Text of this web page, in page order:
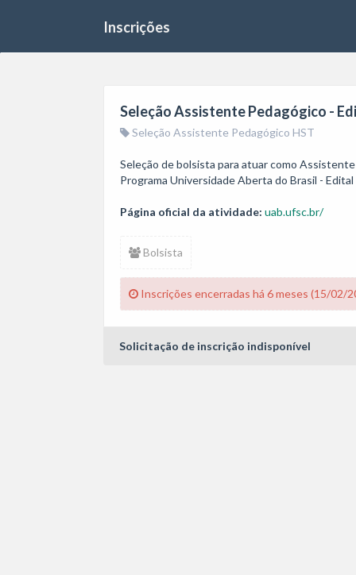
Inscrições
Seleção Assistente Pedagógico -
Seleção Assistente Pedagógico HST
Seleção de bolsista para atuar como
Programa Universidade Aberta do Brasil -
Página oficial da atividade: uab.ufsc.br/
Bolsista
Inscrições encerradas há 6 meses (15/02/
Solicitação de inscrição indisponível